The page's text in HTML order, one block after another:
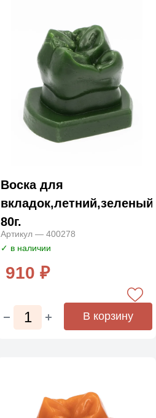
Воска для
вкладок,летний,зеленый
80г.
Артикул — 400278
✓ в наличии
910 ₽
В корзину